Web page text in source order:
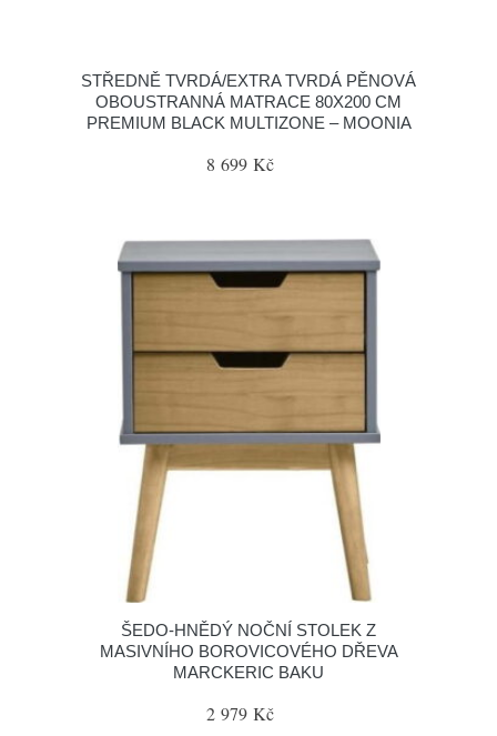
STŘEDNĚ TVRDÁ/EXTRA TVRDÁ PĚNOVÁ
OBOUSTRANNÁ MATRACE 80X200 CM
PREMIUM BLACK MULTIZONE – MOONIA
8 699 Kč
ŠEDO-HNĚDÝ NOČNÍ STOLEK Z
MASIVNÍHO BOROVICOVÉHO DŘEVA
MARCKERIC BAKU
2 979 Kč